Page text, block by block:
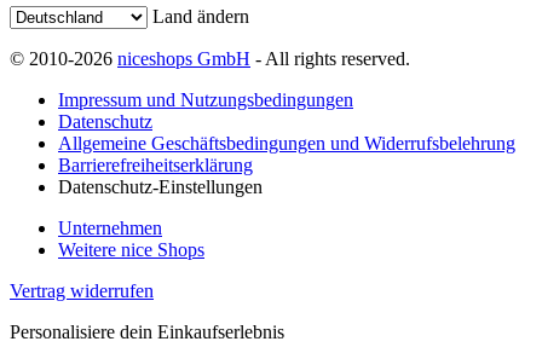
Land ändern
© 2010-2026 niceshops GmbH - All rights reserved.
Impressum und Nutzungsbedingungen
Datenschutz
Allgemeine Geschäftsbedingungen und Widerrufsbelehrung
Barrierefreiheitserklärung
Datenschutz-Einstellungen
Unternehmen
Weitere nice Shops
Vertrag widerrufen
Personalisiere dein Einkaufserlebnis